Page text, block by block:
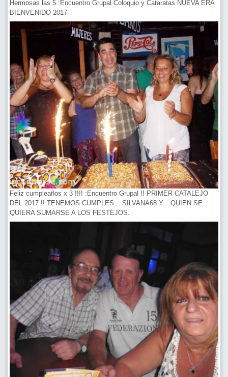
Hermosas las 5 :Encuentro Grupal Coloquio y Cataratas NUEVA ERA
BIENVENIDO 2017
Feliz cumpleaños x 3 !!!! :Encuentro Grupal !! PRIMER CATALEJO
DEL 2017 !! TENEMOS CUMPLES....SILVANA68 Y....QUIEN SE
QUIERA SUMARSE A LOS FESTEJOS.